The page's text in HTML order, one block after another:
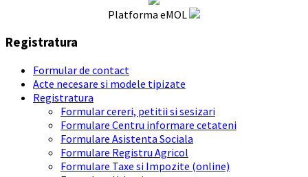
Platforma eMOL
Registratura
Formular de contact
Acte necesare si modele tipizate
Registratura
Formular cereri, petitii si sesizari
Formulare Centru informare cetateni
Formulare Asistenta Sociala
Formulare Registru Agricol
Formulare Taxe si Impozite (online)